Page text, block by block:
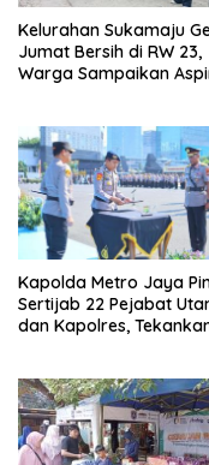
Kelurahan Sukamaju
Jumat Bersih di RW 23,
Warga Sampaikan
Kapolda Metro Jaya
Sertijab 22 Pejabat
dan Kapolres,